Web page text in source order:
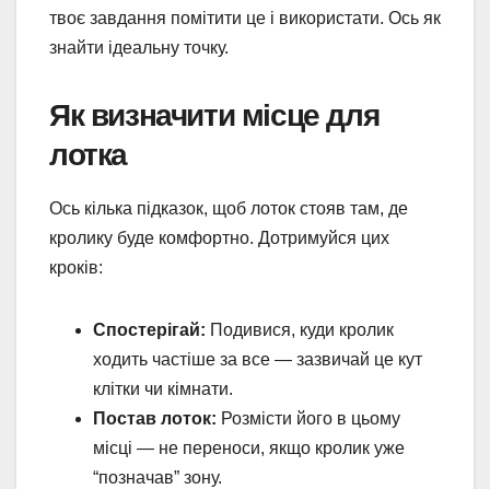
твоє завдання помітити це і використати. Ось як
знайти ідеальну точку.
Як визначити місце для
лотка
Ось кілька підказок, щоб лоток стояв там, де
кролику буде комфортно. Дотримуйся цих
кроків:
Спостерігай: Подивися, куди кролик
ходить частіше за все — зазвичай це кут
клітки чи кімнати.
Постав лоток: Розмісти його в цьому
місці — не переноси, якщо кролик уже
“позначав” зону.